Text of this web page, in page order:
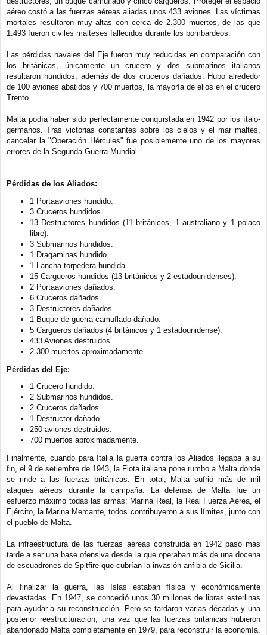
aéreo costó a las fuerzas aéreas aliadas unos 433 aviones. Las víctimas
mortales resultaron muy altas con cerca de 2.300 muertos, de las que
1.493 fueron civiles malteses fallecidos durante los bombardeos.
Las pérdidas navales del Eje fueron muy reducidas en comparación con
los británicas, únicamente un crucero y dos submarinos italianos
resultaron hundidos, además de dos cruceros dañados. Hubo alrededor
de 100 aviones abatidos y 700 muertos, la mayoría de ellos en el crucero
Trento.
Malta podía haber sido perfectamente conquistada en 1942 por los ítalo-
germanos. Tras victorias constantes sobre los cielos y el mar maltés,
cancelar la "Operación Hércules" fue posiblemente uno de los mayores
errores de la Segunda Guerra Mundial.
Pérdidas de los Aliados:
1 Portaaviones hundido.
3 Cruceros hundidos.
13 Destructores hundidos (11 británicos, 1 australiano y 1 polaco
libre).
3 Submarinos hundidos.
1 Dragaminas hundido.
1 Lancha torpedera hundida.
15 Cargueros hundidos (13 británicos y 2 estadounidenses).
2 Portaaviones dañados.
6 Cruceros dañados.
3 Destructores dañados.
1 Buque de guerra camuflado dañado.
5 Cargueros dañados (4 británicos y 1 estadounidense).
433 Aviones destruidos.
2.300 muertos aproximadamente.
Pérdidas del Eje:
1 Crucero hundido.
2 Submarinos hundidos.
2 Cruceros dañados.
1 Destructor dañado.
250 aviones destruidos.
700 muertos aproximadamente.
Finalmente, cuando para Italia la guerra contra los Aliados llegaba a su
fin, el 9 de setiembre de 1943, la Flota italiana pone rumbo a Malta donde
se rinde a las fuerzas británicas. En total, Malta sufrió más de mil
ataques aéreos durante la campaña. La defensa de Malta fue un
esfuerzo máximo todas las armas; Marina Real, la Real Fuerza Aérea, el
Ejército, la Marina Mercante, todos contribuyeron a sus límites, junto con
el pueblo de Malta.
La infraestructura de las fuerzas aéreas construida en 1942 pasó más
tarde a ser una base ofensiva desde la que operaban más de una docena
de escuadrones de Spitfire que cubrían la invasión anfibia de Sicilia.
Al finalizar la guerra, las Islas estaban física y económicamente
devastadas. En 1947, se concedió unos 30 millones de libras esterlinas
para ayudar a su reconstrucción. Pero se tardaron varias décadas y una
posterior reestructuración, una vez que las fuerzas británicas hubieron
abandonado Malta completamente en 1979, para reconstruir la economía.